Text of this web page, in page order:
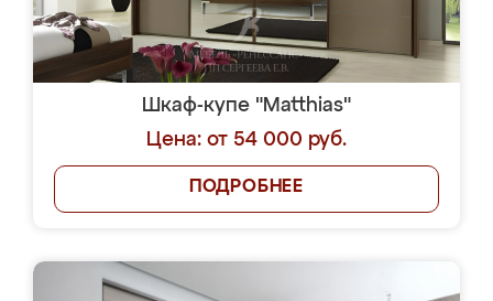
Шкаф-купе "Matthias"
Цена: от 54 000 руб.
ПОДРОБНЕЕ